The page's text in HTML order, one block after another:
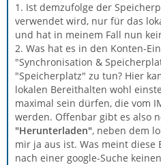
1. Ist demzufolge der
verwendet wird, nur für das
und hat in meinem Fall nun
2. Was hat es in den Konten-
"Synchronisation &
"Speicherplatz" zu tun? Hier
lokalen Bereithalten wohl
maximal sein dürfen, die vom
werden. Offenbar gibt es also
"Herunterladen", neben dem
mir ja aus ist. Was meint diese
nach einer google-Suche